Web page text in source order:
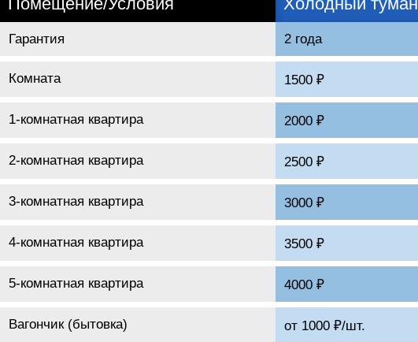
Гарантия 2 года
Комната 1500 ₽
1-комнатная квартира 2000 ₽
2-комнатная квартира 2500 ₽
3-комнатная квартира 3000 ₽
4-комнатная квартира 3500 ₽
5-комнатная квартира 4000 ₽
Вагончик (бытовка) от 1000 ₽/шт.